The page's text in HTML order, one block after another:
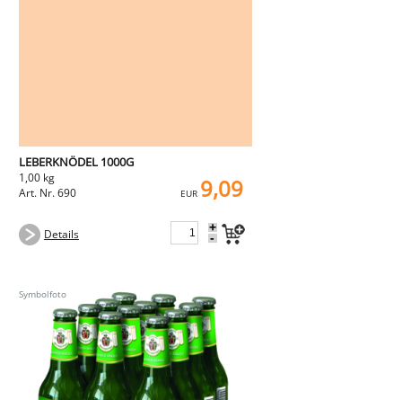
LEBERKNÖDEL 1000G
1,00 kg
Art. Nr. 690
EUR 9,09
Details +
-